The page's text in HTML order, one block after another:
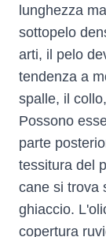
lunghezza
sottopelo
arti, il pelo
tendenza a
spalle, il
Possono
parte
tessitura del
cane si trova
ghiaccio.
copertura